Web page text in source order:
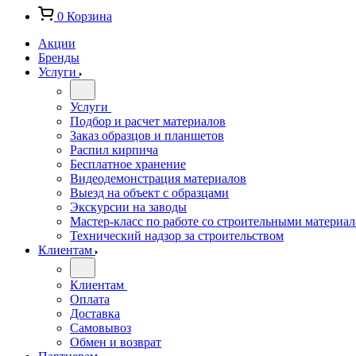
0 Корзина
Акции
Бренды
Услуги
Услуги
Подбор и расчет материалов
Заказ образцов и планшетов
Распил кирпича
Бесплатное хранение
Видеодемонстрация материалов
Выезд на объект с образцами
Экскурсии на заводы
Мастер-класс по работе со строительными
Технический надзор за строительством
Клиентам
Клиентам
Оплата
Доставка
Самовывоз
Обмен и возврат